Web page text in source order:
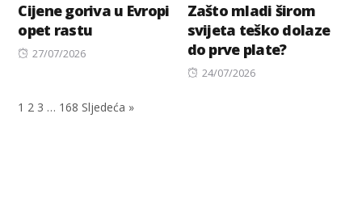
Cijene goriva u Evropi
opet rastu
Posted
27/07/2026
Zašto mladi širom
svijeta teško dolaze
do prve plate?
Posted
24/07/2026
1 2 3 … 168 Sljedeća »